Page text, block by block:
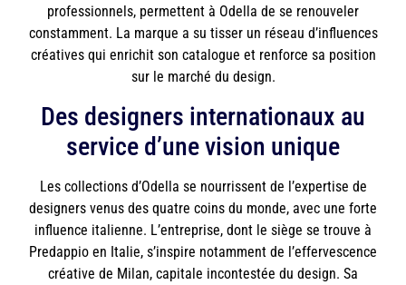
professionnels, permettent à Odella de se renouveler
constamment. La marque a su tisser un réseau d’influences
créatives qui enrichit son catalogue et renforce sa position
sur le marché du design.
Des designers internationaux au
service d’une vision unique
Les collections d’Odella se nourrissent de l’expertise de
designers venus des quatre coins du monde, avec une forte
influence italienne. L’entreprise, dont le siège se trouve à
Predappio en Italie, s’inspire notamment de l’effervescence
créative de Milan, capitale incontestée du design. Sa